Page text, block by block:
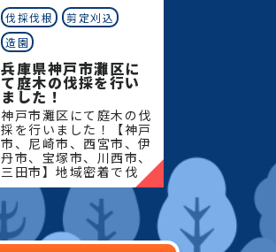
伐採伐根
剪定刈込
造園
兵庫県神戸市灘区に
て庭木の伐採を行い
ました！
神戸市灘区にて庭木の伐
採を行いました！【神戸
市、尼崎市、西宮市、伊
丹市、宝塚市、川西市、
三田市】地域密着で伐
採・抜根・剪定・草刈り
などのお庭のこと、造
園・植木屋をお探しなら
当社にご相談ください！
当社で